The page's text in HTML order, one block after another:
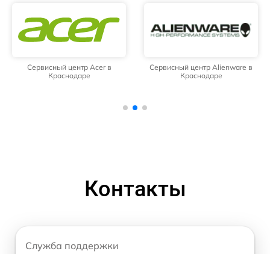
Сервисный центр Acer в
Краснодаре
Сервисный центр Alienware в
Краснодаре
Контакты
Служба поддержки